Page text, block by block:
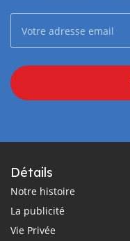
Détails
Notre histoire
La publicité
Vie Privée